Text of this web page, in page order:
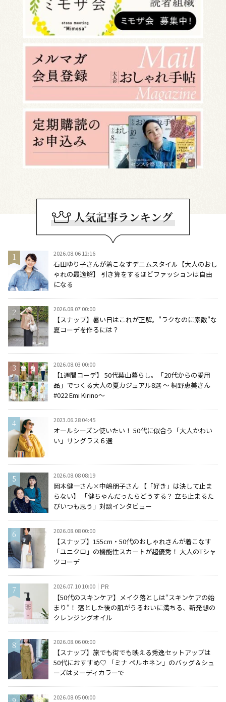
2026.08.06 12:16
石田ゆり子さんが着こなすデニムスタイル【大人のおし
ゃれの最適解】 引き算をするほどファッションは自由
になる
2026.08.07 00:00
【スナップ】暑い日はこれが正解。"ラクなのに素敵"な
夏コーデを作るには？
2026.08.03 00:00
【1週間コーデ】 50代葉山暮らし。「20代からの愛用
品」でつくる大人の夏カジュアル8選 ～ 桐野恵美さん
#022 Emi Kirino～
2023.06.28 04:45
オールシーズン使いたい！ 50代に似合う「大人かわい
い」サングラス６選
2026.08.08 08:19
岡本健一さん×中嶋朋子さん 【「好き」は決して止ま
らない】 「健ちゃんだったらどうする？ 立ち止まるた
びいつも思う」対談インタビュー
2026.08.08 00:00
【スナップ】155cm・50代のおしゃれさんが着こなす
「ユニクロ」の機能性スカートが超優秀！ 大人のTシャ
ツコーデ
2026.07.10 10:00 PR
【50代のスキンケア】メイク落としは“スキンケアの始
まり“！ 落とした後の肌がうるおいに満ちる、新発想の
クレンジングオイル
2026.08.06 00:00
【スナップ】旅でも街でも映える秀逸セットアップは
50代におすすめ♡ 「ミナ ペルホネン」のバッグ＆シュ
ーズはヌーディカラーで
2026.08.05 00:00